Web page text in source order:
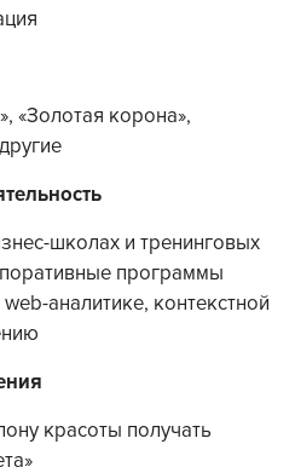
«Золотая корона»,
школах и тренинговых
программы
аналитике, контекстной
красоты получать